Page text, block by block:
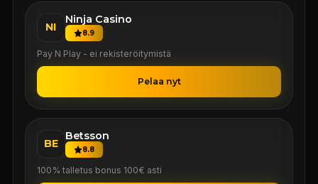
NI
Ninja Casino
8.9
Pay N Play - ei rekisteröitymistä
Pelaa nyt
BE
Betsson
8.8
100% talletus bonus 100€ asti